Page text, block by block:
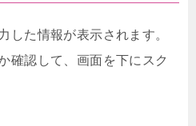
した情報が表示されます。
確認して、画面を下にスク